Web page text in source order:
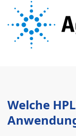
Welche